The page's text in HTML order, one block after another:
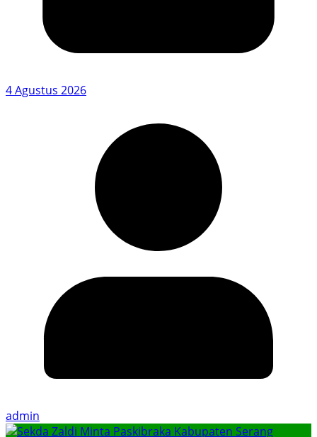
4 Agustus 2026
admin